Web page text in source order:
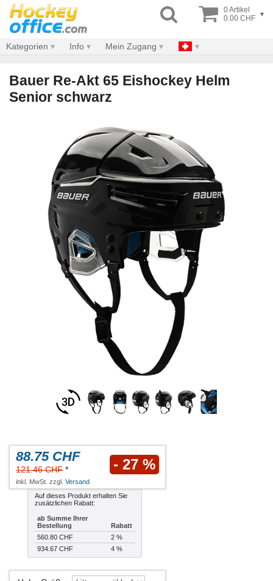
0 Artikel
0.00 CHF ▾
Kategorien Info Mein Zugang
Bauer Re-Akt 65 Eishockey Helm
Senior schwarz
88.75 CHF
121.46 CHF * - 27 %
inkl. MwSt. zzgl. Versand
Auf dieses Produkt erhalten Sie
zusätzlichen Rabatt:
ab Summe Ihrer
Bestellung
Rabatt
560.80 CHF
2 %
934.67 CHF
4 %